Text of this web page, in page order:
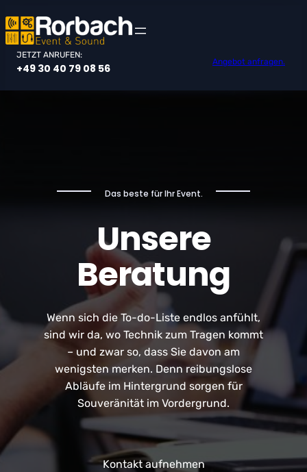
Zum
Inhalt
springen
JETZT ANRUFEN:
+49 30 40 79 08 56 Angebot anfragen.
Das beste für Ihr Event.
Unsere
Beratung
Wenn sich die To-do-Liste endlos anfühlt,
sind wir da, wo Technik zum Tragen kommt
– und zwar so, dass Sie davon am
wenigsten merken. Denn reibungslose
Abläufe im Hintergrund sorgen für
Souveränität im Vordergrund.
Kontakt aufnehmen